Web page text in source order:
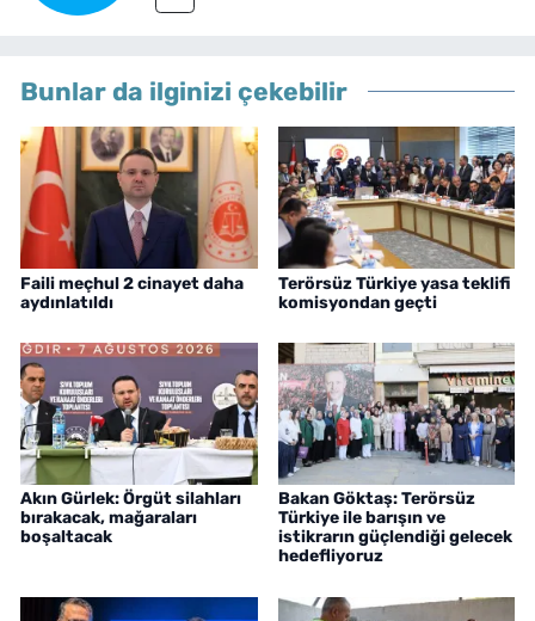
Bunlar da ilginizi çekebilir
Faili meçhul 2 cinayet daha
aydınlatıldı
Terörsüz Türkiye yasa teklifi
komisyondan geçti
Akın Gürlek: Örgüt silahları
bırakacak, mağaraları
boşaltacak
Bakan Göktaş: Terörsüz
Türkiye ile barışın ve
istikrarın güçlendiği gelecek
hedefliyoruz